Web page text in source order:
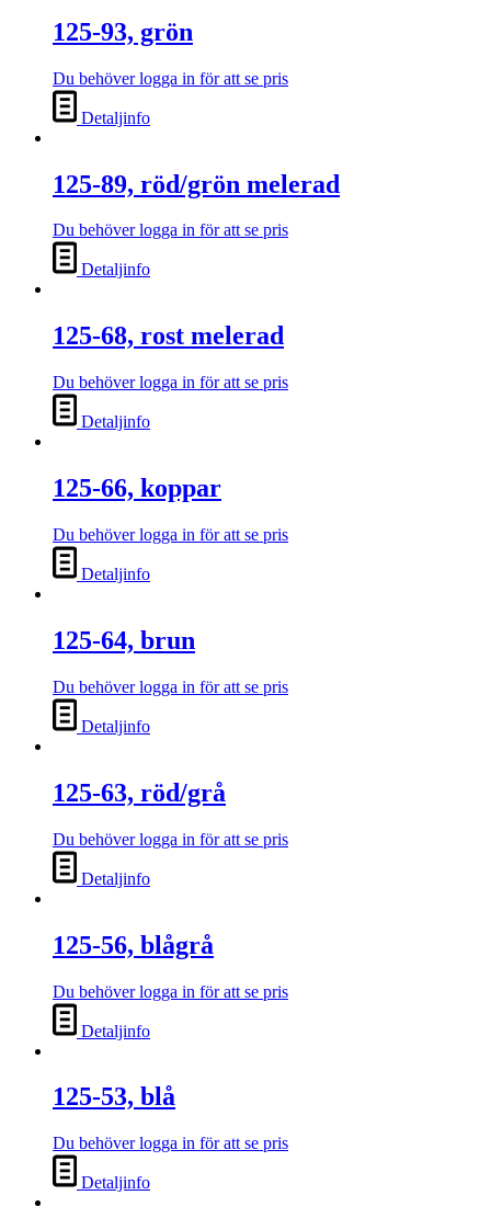
125-93, grön
Du behöver logga in för att se pris
Detaljinfo
125-89, röd/grön melerad
Du behöver logga in för att se pris
Detaljinfo
125-68, rost melerad
Du behöver logga in för att se pris
Detaljinfo
125-66, koppar
Du behöver logga in för att se pris
Detaljinfo
125-64, brun
Du behöver logga in för att se pris
Detaljinfo
125-63, röd/grå
Du behöver logga in för att se pris
Detaljinfo
125-56, blågrå
Du behöver logga in för att se pris
Detaljinfo
125-53, blå
Du behöver logga in för att se pris
Detaljinfo